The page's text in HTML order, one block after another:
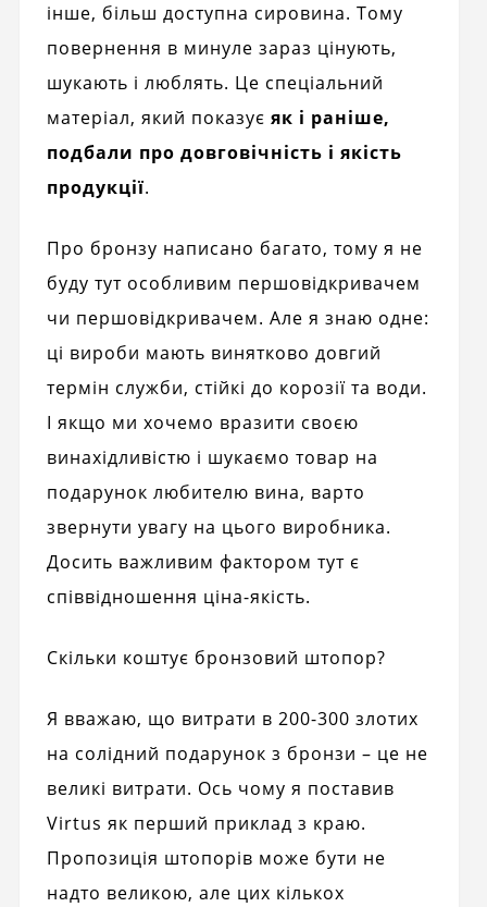
інше, більш доступна сировина. Тому
повернення в минуле зараз цінують,
шукають і люблять. Це спеціальний
матеріал, який показує як і раніше,
подбали про довговічність і якість
продукції.
Про бронзу написано багато, тому я не
буду тут особливим першовідкривачем
чи першовідкривачем. Але я знаю одне:
ці вироби мають винятково довгий
термін служби, стійкі до корозії та води.
І якщо ми хочемо вразити своєю
винахідливістю і шукаємо товар на
подарунок любителю вина, варто
звернути увагу на цього виробника.
Досить важливим фактором тут є
співвідношення ціна-якість.
Скільки коштує бронзовий штопор?
Я вважаю, що витрати в 200-300 злотих
на солідний подарунок з бронзи – це не
великі витрати. Ось чому я поставив
Virtus як перший приклад з краю.
Пропозиція штопорів може бути не
надто великою, але цих кількох